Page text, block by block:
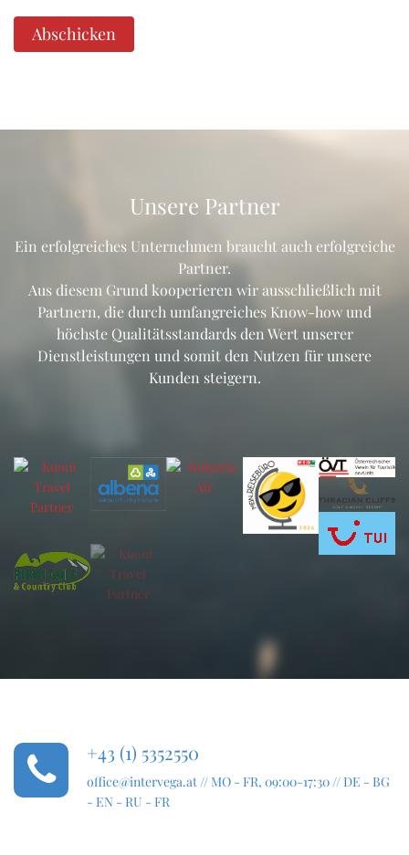
Abschicken
Unsere Partner
Ein erfolgreiches Unternehmen braucht auch erfolgreiche
Partner.
Aus diesem Grund kooperieren wir ausschließlich mit
Partnern, die durch umfangreiches Know-how und
höchste Qualitätsstandards den Wert unserer
Dienstleistungen und somit den Nutzen für unsere
Kunden steigern.
+43 (1) 5352550
office@intervega.at// MO - FR, 09:00-17:30 // DE - BG
- EN - RU - FR